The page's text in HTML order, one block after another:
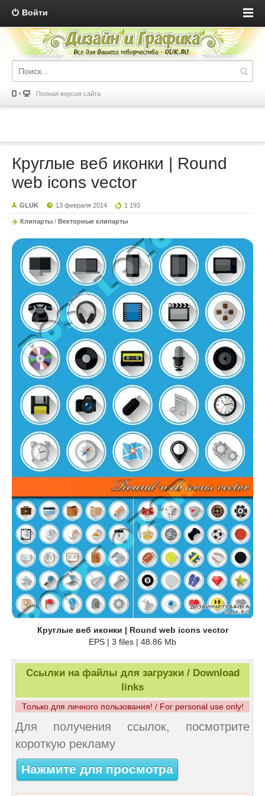
Войти
Полная версия сайта
Круглые веб иконки | Round
web icons vector
GLUK 13 февраля 2014 1 193
Клипарты / Векторные клипарты
Круглые веб иконки | Round web icons vector
EPS | 3 files | 48.86 Mb
Ссылки на файлы для загрузки / Download
links
Только для личного пользования! / For personal use only!
Для получения ссылок, посмотрите
короткую рекламу
Нажмите для просмотра